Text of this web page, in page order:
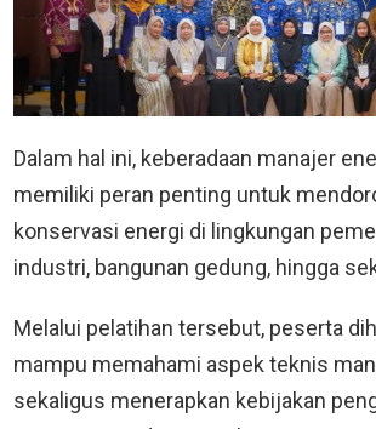
Dalam hal ini, keberadaan manajer
memiliki peran penting untuk
konservasi energi di lingkungan
industri, bangunan gedung, hingga
Melalui pelatihan tersebut, peserta
mampu memahami aspek teknis
sekaligus menerapkan kebijakan